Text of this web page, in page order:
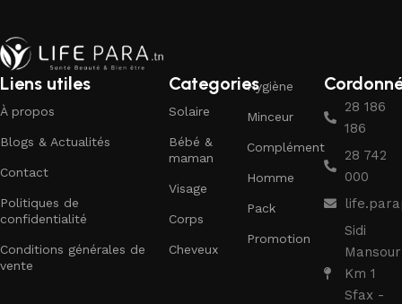
Liens utiles
À propos
Blogs & Actualités
Contact
Politiques de
confidentialité
Conditions générales de
vente
Categories
Solaire
Bébé &
maman
Visage
Corps
Cheveux
Hygiène
Minceur
Complément
Homme
Pack
Promotion
28 186
186
28 742
000
Sidi
Mansour
Km 1
Sfax -